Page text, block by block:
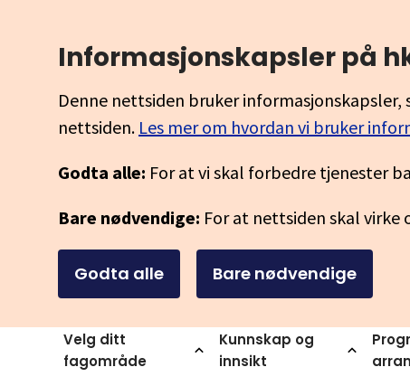
Informasjonskapsler på
Denne nettsiden bruker
nettsiden. Les mer om hvordan vi bruker
Godta alle: For at vi skal forbedre tjenester
Bare nødvendige: For at nettsiden skal virke
Godta alle Bare nødvendige
Velg ditt
fagområde
Kunnskap og
innsikt